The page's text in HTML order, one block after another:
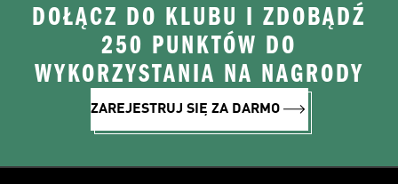
DOŁĄCZ DO KLUBU I ZDOBĄDŹ
250 PUNKTÓW DO
WYKORZYSTANIA NA NAGRODY
ZAREJESTRUJ SIĘ ZA DARMO